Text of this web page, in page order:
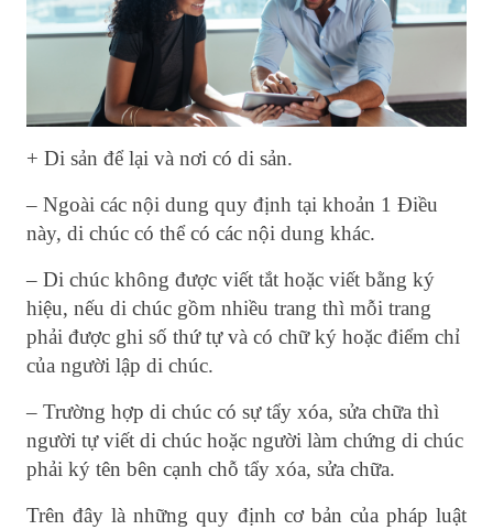
+ Di sản để lại và nơi có di sản.
– Ngoài các nội dung quy định tại khoản 1 Điều
này, di chúc có thể có các nội dung khác.
– Di chúc không được viết tắt hoặc viết bằng ký
hiệu, nếu di chúc gồm nhiều trang thì mỗi trang
phải được ghi số thứ tự và có chữ ký hoặc điểm chỉ
của người lập di chúc.
– Trường hợp di chúc có sự tẩy xóa, sửa chữa thì
người tự viết di chúc hoặc người làm chứng di chúc
phải ký tên bên cạnh chỗ tẩy xóa, sửa chữa.
Trên đây là những quy định cơ bản của pháp luật